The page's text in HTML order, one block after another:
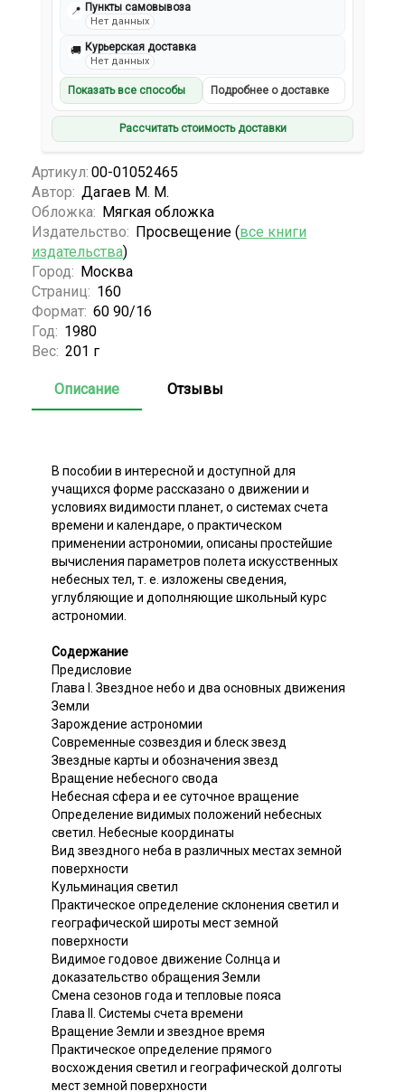
📍 Пункты самовывоза
Нет данных
🚚 Курьерская доставка
Нет данных
Показать все способы Подробнее о доставке
Рассчитать стоимость доставки
Артикул: 00-01052465
Автор: Дагаев М. М.
Обложка: Мягкая обложка
Издательство: Просвещение (все книги
издательства)
Город: Москва
Страниц: 160
Формат: 60 90/16
Год: 1980
Вес: 201 г
Описание Отзывы
В пособии в интересной и доступной для
учащихся форме рассказано о движении и
условиях видимости планет, о системах счета
времени и календаре, о практическом
применении астрономии, описаны простейшие
вычисления параметров полета искусственных
небесных тел, т. е. изложены сведения,
углубляющие и дополняющие школьный курс
астрономии.
Содержание
Предисловие
Глава I. Звездное небо и два основных движения
Земли
Зарождение астрономии
Современные созвездия и блеск звезд
Звездные карты и обозначения звезд
Вращение небесного свода
Небесная сфера и ее суточное вращение
Определение видимых положений небесных
светил. Небесные координаты
Вид звездного неба в различных местах земной
поверхности
Кульминация светил
Практическое определение склонения светил и
географической широты мест земной
поверхности
Видимое годовое движение Солнца и
доказательство обращения Земли
Смена сезонов года и тепловые пояса
Глава II. Системы счета времени
Вращение Земли и звездное время
Практическое определение прямого
восхождения светил и географической долготы
мест земной поверхности